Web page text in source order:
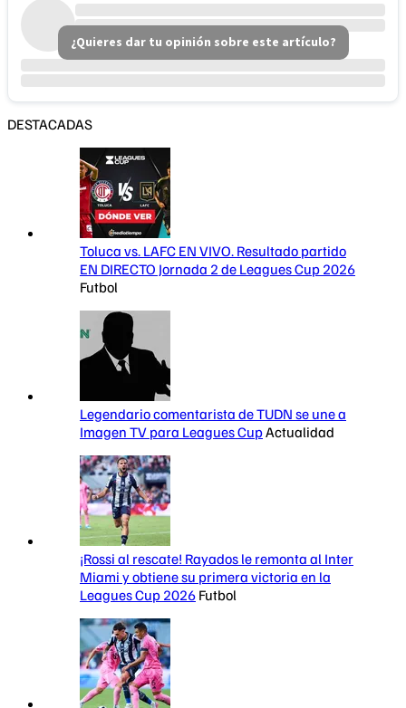
¿Quieres dar tu opinión sobre este artículo?
DESTACADAS
Toluca vs. LAFC EN VIVO. Resultado partido
EN DIRECTO Jornada 2 de Leagues Cup 2026
Futbol
Legendario comentarista de TUDN se une a
Imagen TV para Leagues CupActualidad
¡Rossi al rescate! Rayados le remonta al Inter
Miami y obtiene su primera victoria en la
Leagues Cup 2026 Futbol